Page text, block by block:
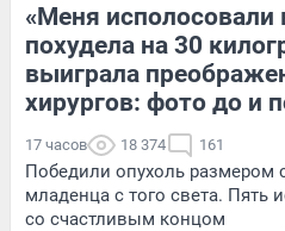
«Меня
похудела на 30
выиграла
хирургов: фото до и
17 часов 18 374 161
Победили опухоль размером
младенца с того света. Пять
со счастливым концом